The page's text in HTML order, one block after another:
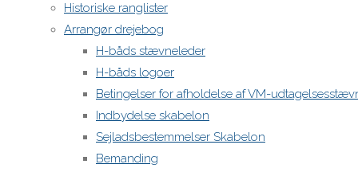
Historiske ranglister
Arrangør drejebog
H-båds stævneleder
H-båds logoer
Betingelser for afholdelse af VM-
Indbydelse skabelon
Sejladsbestemmelser Skabelon
Bemanding
https://h-boot.org/termine
Powered byAnima